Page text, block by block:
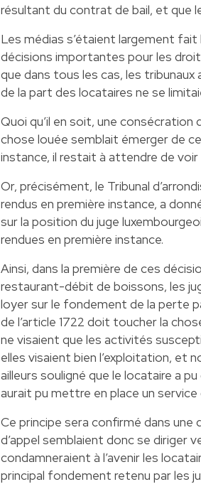
résultant du contrat de bail, et que
Les médias s’étaient largement
décisions importantes pour les
que dans tous les cas, les
de la part des locataires ne se
Quoi qu’il en soit, une
chose louée semblait émerger de
instance, il restait à attendre de voir
Or, précisément, le Tribunal
rendus en première instance, a
sur la position du juge
rendues en première instance.
Ainsi, dans la première de ces
restaurant-débit de boissons, les
loyer sur le fondement de la perte
de l’article 1722 doit toucher la
ne visaient que les activités
elles visaient bien l’exploitation, et
ailleurs souligné que le locataire a
aurait pu mettre en place un
Ce principe sera confirmé dans une
d’appel semblaient donc se diriger
condamneraient à l’avenir les
principal fondement retenu par les